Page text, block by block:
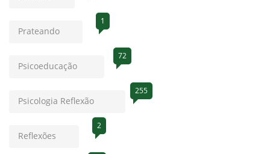
Prateando
1
Psicoeducação
72
Psicologia Reflexão
255
Reflexões
2